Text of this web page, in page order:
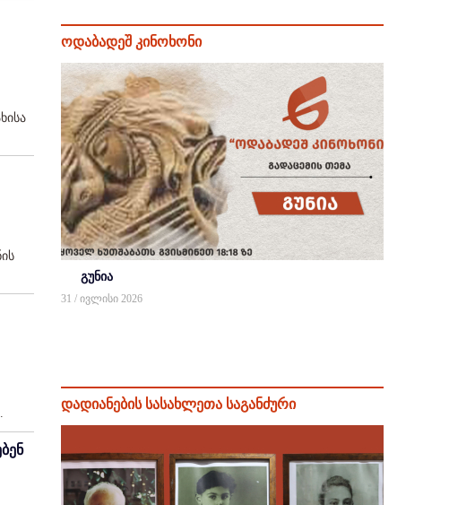
ოდაბადეშ კინოხონი
გუნია
31 / ივლისი 2026
დადიანების სასახლეთა საგანძური